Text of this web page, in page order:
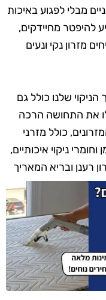
מבלי לפגוע באיכות
להיפטר מחיידקים,
מזרון נקי ונעים
שלנו כולל גם
לו את התחושה הרכה
כולל מזרני
ניקוי איכותיים,
רענן ובריא המאריך